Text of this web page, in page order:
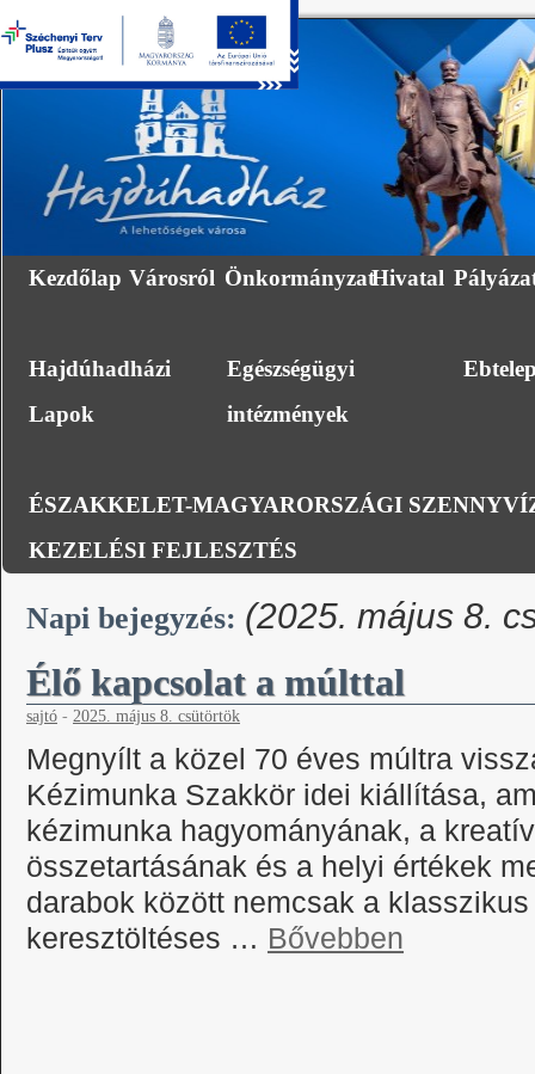
Kezdőlap Városról ÖnkormányzatHivatal
Hajdúhadházi
Lapok
Egészségügyi
intézmények
ÉSZAKKELET-MAGYARORSZÁGI
KEZELÉSI FEJLESZTÉS
Napi bejegyzés: (2025. május 8.
Élő kapcsolat a múlttal
sajtó - 2025. május 8. csütörtök
Megnyílt a közel 70 éves múltra
Kézimunka Szakkör idei kiállítása,
kézimunka hagyományának, a
összetartásának és a helyi értékek
darabok között nemcsak a
keresztöltéses … Bővebben